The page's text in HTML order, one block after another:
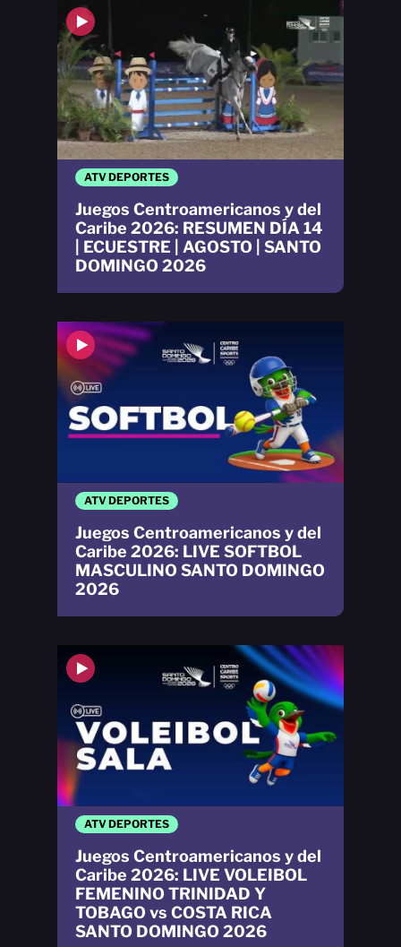
ATV DEPORTES
Juegos Centroamericanos y del
Caribe 2026: LIVE VOLEIBOL
FEMENINO TRINIDAD Y
TOBAGO vs COSTA RICA
SANTO DOMINGO 2026
ATV DEPORTES
Juegos Centroamericanos y del
Caribe 2026: LIVE SOFTBOL
MASCULINO SANTO DOMINGO
2026
ATV DEPORTES
Juegos Centroamericanos y del
Caribe 2026: RESUMEN DÍA 14
| ECUESTRE | AGOSTO | SANTO
DOMINGO 2026